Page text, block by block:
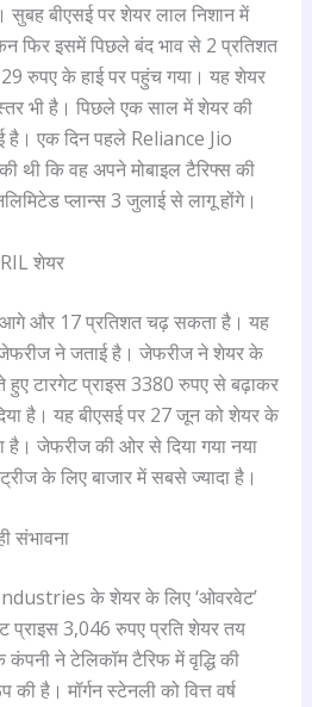
बीएसई पर शेयर लाल निशान में
फिर इसमें पिछले बंद भाव से 2 प्रतिशत
रुपए के हाई पर पहुंच गया। यह शेयर
भी है। पिछले एक साल में शेयर की
है। एक दिन पहले Reliance Jio
थी कि वह अपने मोबाइल टैरिफ्स की
प्लान्स 3 जुलाई से लागू होंगे।
शेयर
आगे और 17 प्रतिशत चढ़ सकता है। यह
जेफरीज ने जताई है। जेफरीज ने शेयर के
हुए टारगेट प्राइस 3380 रुपए से बढ़ाकर
है। यह बीएसई पर 27 जून को शेयर के
है। जेफरीज की ओर से दिया गया नया
के लिए बाजार में सबसे ज्यादा है।
संभावना
के शेयर के लिए ‘ओवरवेट’
प्राइस 3,046 रुपए प्रति शेयर तय
ने टेलिकॉम टैरिफ में वृद्धि की
है। मॉर्गन स्टेनली को वित्त वर्ष